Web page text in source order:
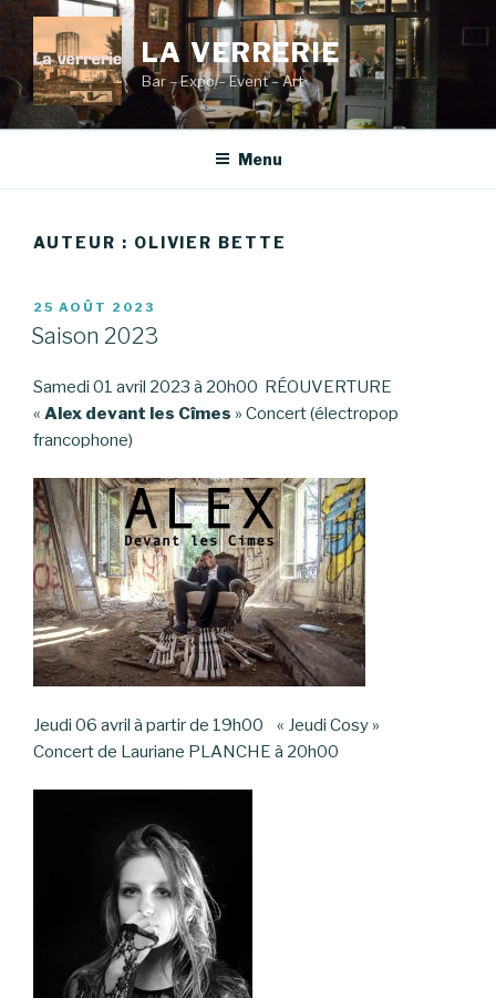
contenu
principal
LA VERRERIE
Bar – Expo – Event – Art
Menu
AUTEUR : OLIVIER BETTE
PUBLIÉ
LE
25 AOÛT 2023
Saison 2023
Samedi 01 avril 2023 à 20h00 RÉOUVERTURE
« Alex devant les Cîmes » Concert (électropop
francophone)
Jeudi 06 avril à partir de 19h00 « Jeudi Cosy »
Concert de Lauriane PLANCHE à 20h00